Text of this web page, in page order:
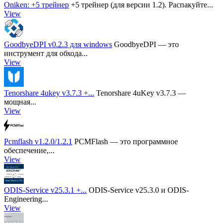
Oniken: +5 трейнер +5 трейнер (для версии 1.2). Распакуйте...
View
GoodbyeDPI v0.2.3 для windows GoodbyeDPI — это
инструмент для обхода...
View
Tenorshare 4ukey v3.7.3 +... Tenorshare 4uKey v3.7.3 —
мощная...
View
Pcmflash v1.2.0/1.2.1 PCMFlash — это программное
обеспечение,...
View
ODIS-Service v25.3.1 +... ODIS-Service v25.3.0 и ODIS-
Engineering...
View